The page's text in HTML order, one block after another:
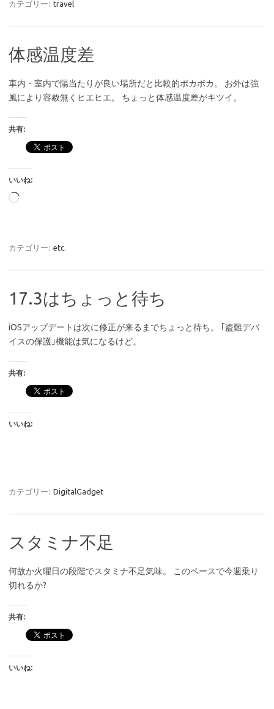
カテゴリー: travel
体感温度差
車内・室内で陽当たりが良い場所だと比較的ポカポカ。 お外は強
風により容赦無くヒエヒエ。 ちょっと体感温度差がキツイ。
共有:
いいね:
読
中…
カテゴリー: etc.
17.3はちょっと待ち
iOSアップデートは次に修正が来るまでちょっと待ち。 ｢盗難デバ
イスの保護｣機能は気になるけど。
共有:
いいね:
カテゴリー: DigitalGadget
スタミナ不足
何故か火曜日の段階でスタミナ不足気味。 このペースで今週乗り
切れるか?
共有:
いいね: